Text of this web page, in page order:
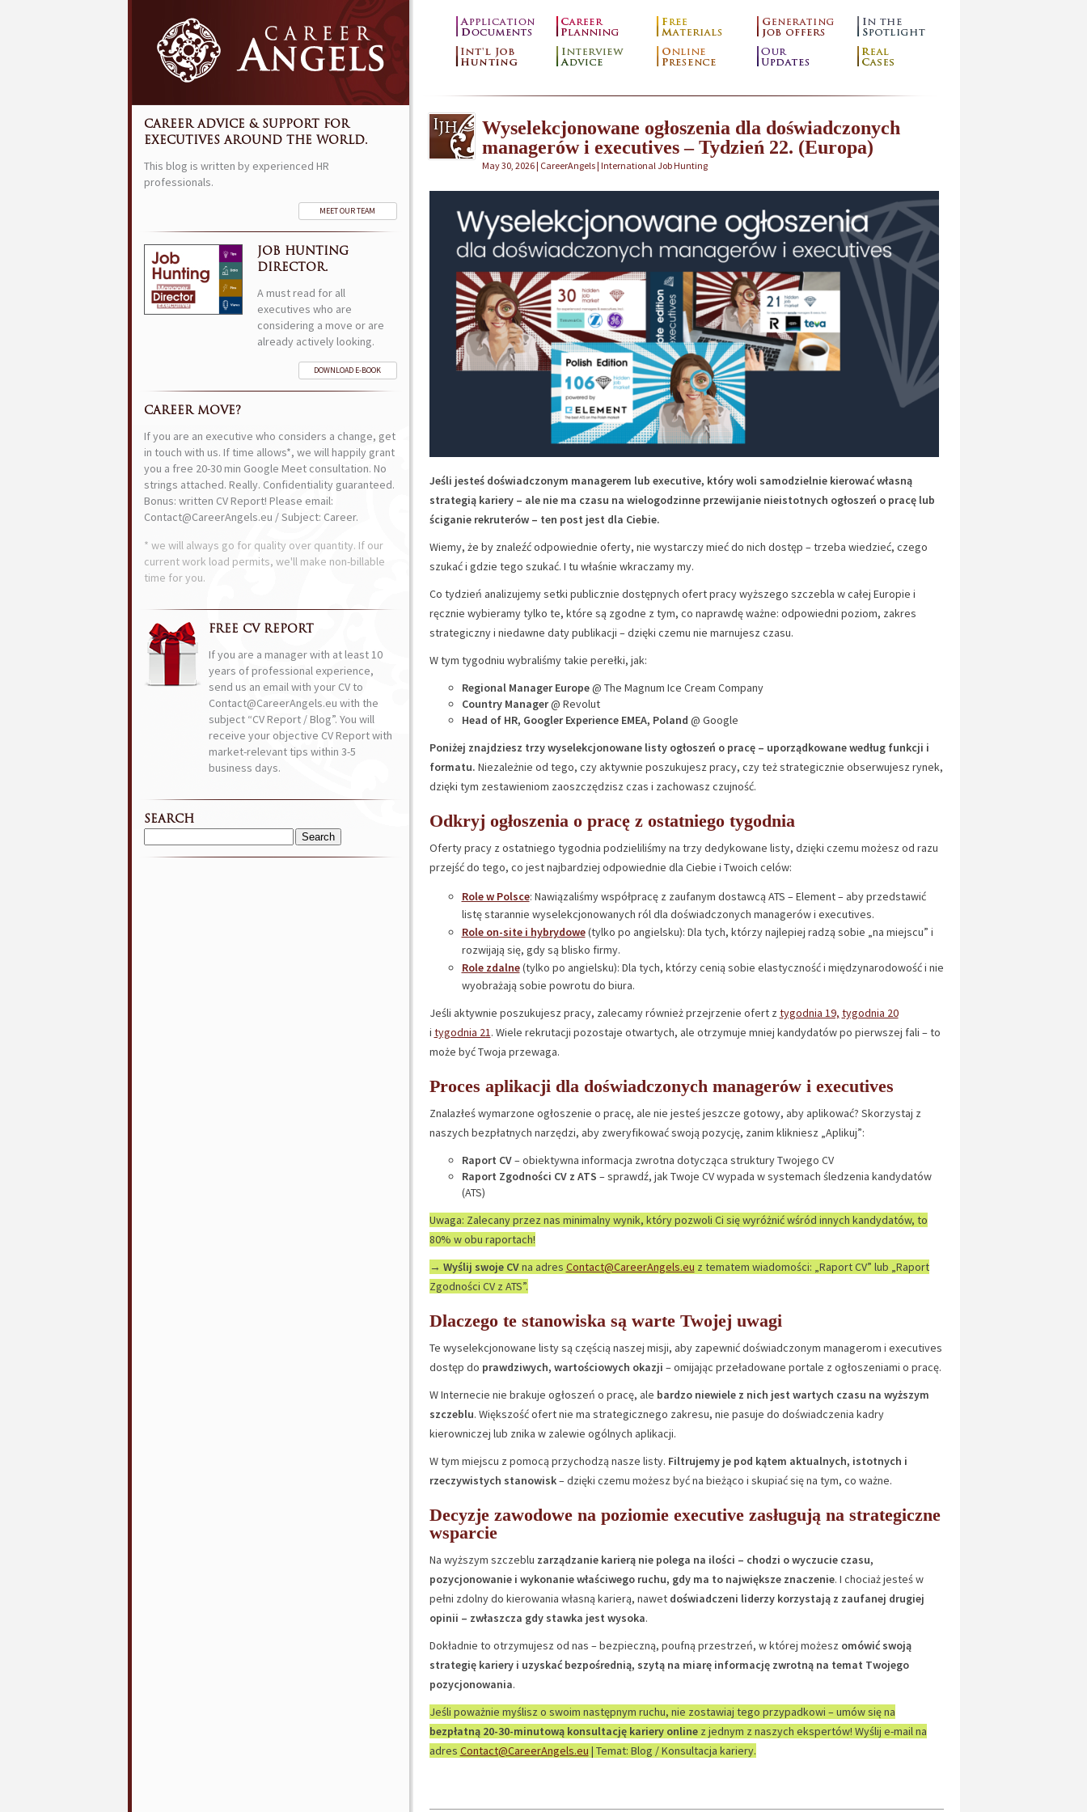
Wyselekcjonowane ogłoszenia dla doświadczonych
managerów i executives – Tydzień 22. (Europa)
May 30, 2026 | CareerAngels | International Job Hunting
Jeśli jesteś doświadczonym managerem lub executive, który woli samodzielnie kierować własną
strategią kariery – ale nie ma czasu na wielogodzinne przewijanie nieistotnych ogłoszeń o pracę lub
ściganie rekruterów – ten post jest dla Ciebie.
Wiemy, że by znaleźć odpowiednie oferty, nie wystarczy mieć do nich dostęp – trzeba wiedzieć, czego
szukać i gdzie tego szukać. I tu właśnie wkraczamy my.
Co tydzień analizujemy setki publicznie dostępnych ofert pracy wyższego szczebla w całej Europie i
ręcznie wybieramy tylko te, które są zgodne z tym, co naprawdę ważne: odpowiedni poziom, zakres
strategiczny i niedawne daty publikacji – dzięki czemu nie marnujesz czasu.
W tym tygodniu wybraliśmy takie perełki, jak:
Regional Manager Europe@ The Magnum Ice Cream Company
Country Manager@ Revolut
Head of HR, Googler Experience EMEA, Poland @ Google
Poniżej znajdziesz trzy wyselekcjonowane listy ogłoszeń o pracę – uporządkowane według funkcji i
formatu. Niezależnie od tego, czy aktywnie poszukujesz pracy, czy też strategicznie obserwujesz rynek,
dzięki tym zestawieniom zaoszczędzisz czas i zachowasz czujność.
Odkryj ogłoszenia o pracę z ostatniego tygodnia
Oferty pracy z ostatniego tygodnia podzieliliśmy na trzy dedykowane listy, dzięki czemu możesz od razu
przejść do tego, co jest najbardziej odpowiednie dla Ciebie i Twoich celów:
Role w Polsce: Nawiązaliśmy współpracę z zaufanym dostawcą ATS – Element – aby przedstawić
listę starannie wyselekcjonowanych ról dla doświadczonych managerów i executives.
Role on-site i hybrydowe(tylko po angielsku): Dla tych, którzy najlepiej radzą sobie „na miejscu” i
rozwijają się, gdy są blisko firmy.
Role zdalne(tylko po angielsku): Dla tych, którzy cenią sobie elastyczność i międzynarodowość i nie
wyobrażają sobie powrotu do biura.
Jeśli aktywnie poszukujesz pracy, zalecamy również przejrzenie ofert z tygodnia 19, tygodnia 20
i tygodnia 21. Wiele rekrutacji pozostaje otwartych, ale otrzymuje mniej kandydatów po pierwszej fali – to
może być Twoja przewaga.
Proces aplikacji dla doświadczonych managerów i executives
Znalazłeś wymarzone ogłoszenie o pracę, ale nie jesteś jeszcze gotowy, aby aplikować? Skorzystaj z
naszych bezpłatnych narzędzi, aby zweryfikować swoją pozycję, zanim klikniesz „Aplikuj”:
Raport CV– obiektywna informacja zwrotna dotycząca struktury Twojego CV
Raport Zgodności CV z ATS – sprawdź, jak Twoje CV wypada w systemach śledzenia kandydatów
(ATS)
Uwaga: Zalecany przez nas minimalny wynik, który pozwoli Ci się wyróżnić wśród innych kandydatów, to
80% w obu raportach!
→ Wyślij swoje CVna adres Contact@CareerAngels.eu z tematem wiadomości: „Raport CV” lub „Raport
Zgodności CV z ATS”.
Dlaczego te stanowiska są warte Twojej uwagi
Te wyselekcjonowane listy są częścią naszej misji, aby zapewnić doświadczonym managerom i executives
dostęp do prawdziwych, wartościowych okazji – omijając przeładowane portale z ogłoszeniami o pracę.
W Internecie nie brakuje ogłoszeń o pracę, ale bardzo niewiele z nich jest wartych czasu na wyższym
szczeblu. Większość ofert nie ma strategicznego zakresu, nie pasuje do doświadczenia kadry
kierowniczej lub znika w zalewie ogólnych aplikacji.
W tym miejscu z pomocą przychodzą nasze listy. Filtrujemy je pod kątem aktualnych, istotnych i
rzeczywistych stanowisk– dzięki czemu możesz być na bieżąco i skupiać się na tym, co ważne.
Decyzje zawodowe na poziomie executive zasługują na strategiczne
wsparcie
Na wyższym szczeblu zarządzanie karierą nie polega na ilości – chodzi o wyczucie czasu,
pozycjonowanie i wykonanie właściwego ruchu, gdy ma to największe znaczenie. I chociaż jesteś w
pełni zdolny do kierowania własną karierą, nawet doświadczeni liderzy korzystają z zaufanej drugiej
opinii – zwłaszcza gdy stawka jest wysoka.
Dokładnie to otrzymujesz od nas – bezpieczną, poufną przestrzeń, w której możesz omówić swoją
strategię kariery i uzyskać bezpośrednią, szytą na miarę informację zwrotną na temat Twojego
pozycjonowania.
Jeśli poważnie myślisz o swoim następnym ruchu, nie zostawiaj tego przypadkowi – umów się na
bezpłatną 20-30-minutową konsultację kariery onlinez jednym z naszych ekspertów! Wyślij e-mail na
adres Contact@CareerAngels.eu | Temat: Blog / Konsultacja kariery.
CAREER ADVICE & SUPPORT FOR
EXECUTIVES AROUND THE WORLD.
This blog is written by experienced HR
professionals.
MEET OUR TEAM
JOB HUNTING
DIRECTOR.
A must read for all
executives who are
considering a move or are
already actively looking.
DOWNLOAD E-BOOK
CAREER MOVE?
If you are an executive who considers a change, get
in touch with us. If time allows*, we will happily grant
you a free 20-30 min Google Meet consultation. No
strings attached. Really. Confidentiality guaranteed.
Bonus: written CV Report! Please email:
Contact@CareerAngels.eu / Subject: Career.
* we will always go for quality over quantity. If our
current work load permits, we'll make non-billable
time for you.
FREE CV REPORT
If you are a manager with at least 10
years of professional experience,
send us an email with your CV to
Contact@CareerAngels.eu with the
subject “CV Report / Blog”. You will
receive your objective CV Report with
market-relevant tips within 3-5
business days.
SEARCH
Search
for: